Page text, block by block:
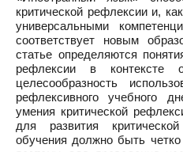
критической рефлексии и,
универсальными
соответствует новым
статье определяются
рефлексии в контексте
целесообразность
рефлексивного учебного
умения критической
для развития
обучения должно быть